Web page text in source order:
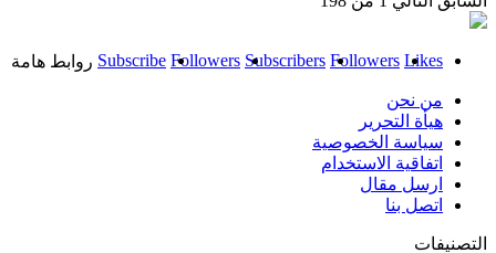
Likes
Followers
Subscribers
Followers
Subscribe روابط هامة
من نحن
هيأة التحرير
سياسة الخصوصية
اتفاقية الاستخدام
ارسل مقال
اتصل بنا
التصنيفات